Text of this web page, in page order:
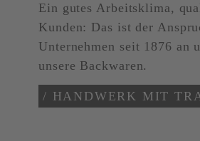
Ein gutes Arbeitsklima,
Kunden: Das ist der
Unternehmen seit 1876 an
unsere Backwaren.
/ HANDWERK MIT